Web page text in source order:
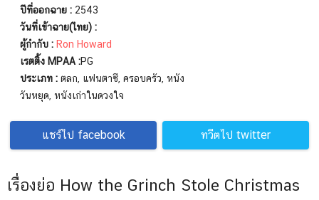
ปีที่ออกฉาย : 2543
วันที่เข้าฉาย(ไทย) :
ผู้กำกับ : Ron Howard
เรตติ้ง MPAA :PG
ประเภท : ตลก, แฟนตาซี, ครอบครัว, หนัง
วันหยุด, หนังเก่าในดวงใจ
แชร์ไป facebook ทวีตไป twitter
เรื่องย่อ How the Grinch Stole Christmas